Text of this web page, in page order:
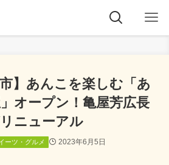
市】あんこを楽しむ「あ
オープン！亀屋芳広長
ニューアル
ーツ・グルメ 2023年6月5日